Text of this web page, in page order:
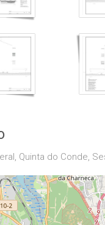
Quinta do Conde,